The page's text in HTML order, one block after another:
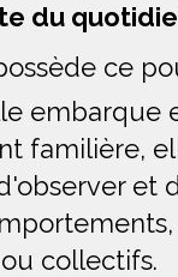
du
ce
embarque
familière,
et
collectifs.